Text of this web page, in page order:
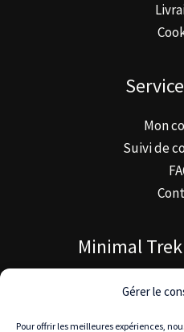
Gérer le
Pour offrir les meilleures expériences,
Mon
Suivi de
Minimal
À propos de